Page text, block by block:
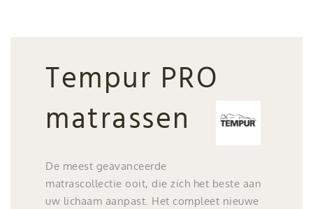
Tempur PRO
matrassen
De meest geavanceerde
matrascollectie ooit, die zich het beste aan
uw lichaam aanpast. Het compleet nieuwe